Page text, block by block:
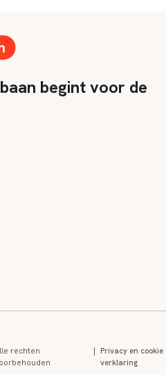
begint voor de
rechten
Privacy en cookie
verklaring